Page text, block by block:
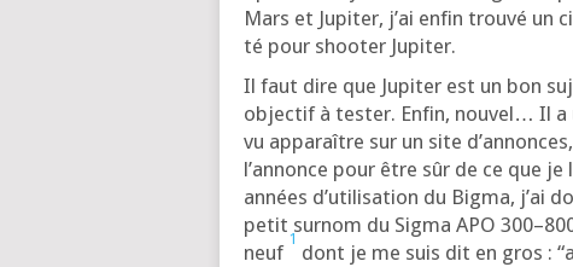
Mars et Jupi­ter, j’ai enfin trou­vé un
té pour shoo­ter Jupiter.
Il faut dire que Jupi­ter est un bon
objec­tif à tes­ter. Enfin, nou­vel… Il a
vu appa­raître sur un site
l’an­nonce pour être sûr de ce que
années d’u­ti­li­sa­tion du Big­ma, j’ai
petit sur­nom du Sig­ma APO
neuf
1
dont je me suis dit en gros :